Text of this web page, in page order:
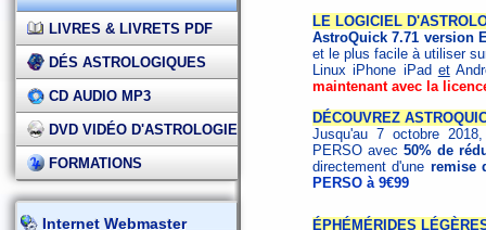
LIVRES & LIVRETS PDF
DÉS ASTROLOGIQUES
CD AUDIO MP3
DVD VIDÉO D'ASTROLOGIE
FORMATIONS
Internet Webmaster
LE LOGICIEL
AstroQuick 7.71 version
et le plus facile à utiliser
Linux iPhone iPad et
maintenant avec la
DÉCOUVREZ
Jusqu'au 7 octobre
PERSO avec 50% de
directement d'une remise
PERSO à 9€99
ÉPHÉMÉRIDES